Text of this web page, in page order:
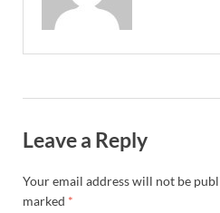
PM Gram
PM Gram
Leave a Reply
Your email address will not be
marked *